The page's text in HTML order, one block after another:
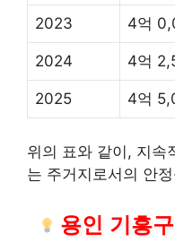
2023 4억
2024 4억
2025 4억
위의 표와 같이, 지속
는 주거지로서의 안
용인 기흥